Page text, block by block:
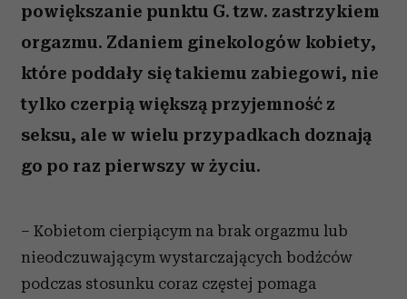
powiększanie punktu G. tzw. zastrzykiem
orgazmu. Zdaniem ginekologów kobiety,
które poddały się takiemu zabiegowi, nie
tylko czerpią większą przyjemność z
seksu, ale w wielu przypadkach doznają
go po raz pierwszy w życiu.
– Kobietom cierpiącym na brak orgazmu lub
nieodczuwającym wystarczających bodźców
podczas stosunku coraz częstej pomaga